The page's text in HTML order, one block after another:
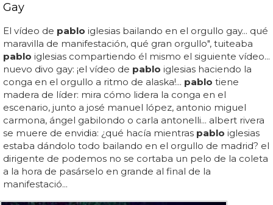
Gay
El vídeo de pablo iglesias bailando en el orgullo gay... qué
maravilla de manifestación, qué gran orgullo", tuiteaba
pablo iglesias compartiendo él mismo el siguiente vídeo...
nuevo divo gay: ¡el vídeo de pablo iglesias haciendo la
conga en el orgullo a ritmo de alaska!... pablo tiene
madera de líder: mira cómo lidera la conga en el
escenario, junto a josé manuel lópez, antonio miguel
carmona, ángel gabilondo o carla antonelli... albert rivera
se muere de envidia: ¿qué hacía mientras pablo iglesias
estaba dándolo todo bailando en el orgullo de madrid? el
dirigente de podemos no se cortaba un pelo de la coleta
a la hora de pasárselo en grande al final de la
manifestació...